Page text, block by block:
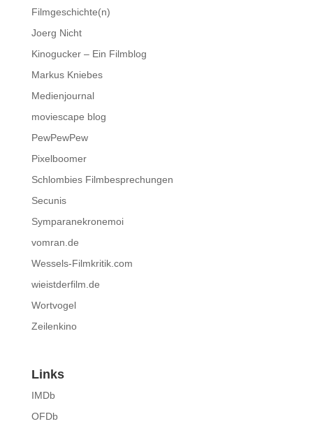
Filmgeschichte(n)
Joerg Nicht
Kinogucker – Ein Filmblog
Markus Kniebes
Medienjournal
moviescape blog
PewPewPew
Pixelboomer
Schlombies Filmbesprechungen
Secunis
Symparanekronemoi
vomran.de
Wessels-Filmkritik.com
wieistderfilm.de
Wortvogel
Zeilenkino
Links
IMDb
OFDb